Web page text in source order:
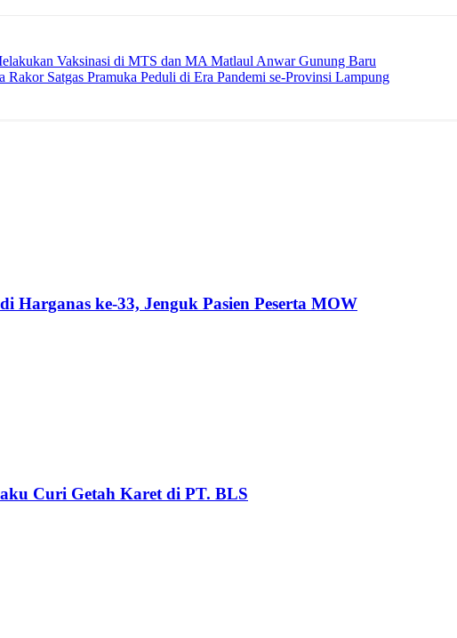
Vaksinasi di MTS dan MA Matlaul Anwar Gunung Baru
Satgas Pramuka Peduli di Era Pandemi se-Provinsi Lampung
ke-33, Jenguk Pasien Peserta MOW
Curi Getah Karet di PT. BLS